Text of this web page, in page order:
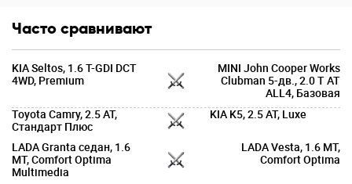
Часто сравнивают
KIA Seltos, 1.6 T-GDI DCT
4WD, Premium
MINI John Cooper Works
Clubman 5-дв., 2.0 T AT
ALL4, Базовая
Toyota Camry, 2.5 AT,
Стандарт Плюс
KIA K5, 2.5 AT, Luxe
LADA Granta седан, 1.6
MT, Comfort Optima
Multimedia
LADA Vesta, 1.6 MT,
Comfort Optima